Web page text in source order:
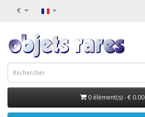
€
0 élément(s) - € 0.00